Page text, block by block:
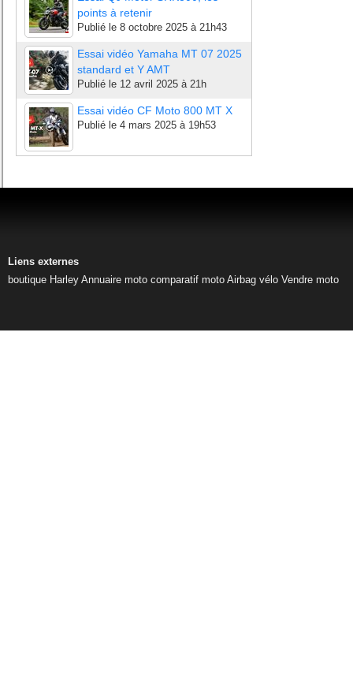
points à retenir
Publié le 8 octobre 2025 à 21h43
Essai vidéo Yamaha MT 07 2025
standard et Y AMT
Publié le 12 avril 2025 à 21h
Essai vidéo CF Moto 800 MT X
Publié le 4 mars 2025 à 19h53
Liens externes
boutique Harley Annuaire moto comparatif moto Airbag vélo Vendre moto